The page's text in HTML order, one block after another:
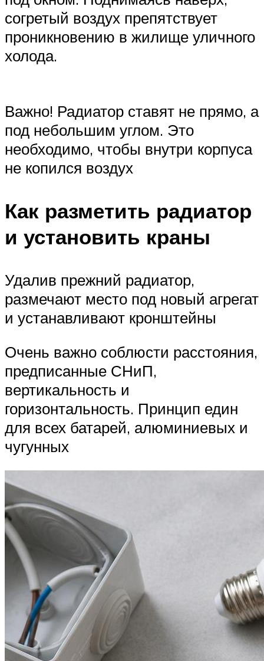
согретый воздух препятствует
проникновению в жилище уличного
холода.
Важно! Радиатор ставят не прямо, а
под небольшим углом. Это
необходимо, чтобы внутри корпуса
не копился воздух
Как разметить радиатор
и установить краны
Удалив прежний радиатор,
размечают место под новый агрегат
и устанавливают кронштейны
Очень важно соблюсти расстояния,
предписанные СНиП,
вертикальность и
горизонтальность. Принцип един
для всех батарей, алюминиевых и
чугунных